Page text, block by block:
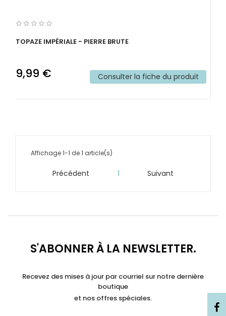
TOPAZE IMPÉRIALE - PIERRE BRUTE
9,99 € Consulter la fiche du produit
Affichage 1-1 de 1 article(s)
Précédent 1 Suivant
S'ABONNER À LA NEWSLETTER.
Recevez des mises à jour par courriel sur notre dernière
boutique
et nos offres spéciales.